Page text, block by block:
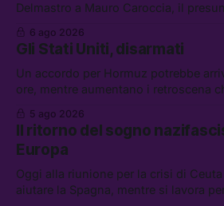
Delmastro a Mauro Caroccia, il
attacchi in Libano, il governo
flessibilità in armi e energia, e
abbandonata
6 ago 2026
Gli Stati Uniti, disarmati
Un accordo per Hormuz potrebbe
ore, mentre aumentano i retroscena
chi aspetta i dispersi di Ceuta, il
diluiti, e quanti attivisti anti data
5 ago 2026
Il ritorno del sogno
Europa
Oggi alla riunione per la crisi di
aiutare la Spagna, mentre si lavora